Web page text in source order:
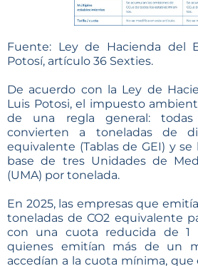
Fuente: Ley de Hacienda del
Potosí, artículo 36 Sexties.
De acuerdo con la Ley de
Luis Potosi, el impuesto
de una regla general:
convierten a toneladas de
equivalente (Tablas de GEI) y
base de tres Unidades de
(UMA) por tonelada.
En 2025, las empresas que
toneladas de CO2 equivalente
con una cuota reducida de 1
quienes emitían más de un
accedían a la cuota mínima, que